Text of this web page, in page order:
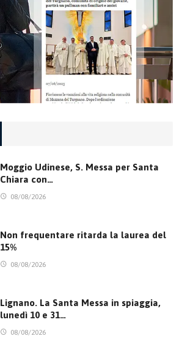
Moggio Udinese, S. Messa per Santa
Chiara con…
08/08/2026
Non frequentare ritarda la laurea del
15%
08/08/2026
Lignano. La Santa Messa in spiaggia,
lunedì 10 e 31…
08/08/2026